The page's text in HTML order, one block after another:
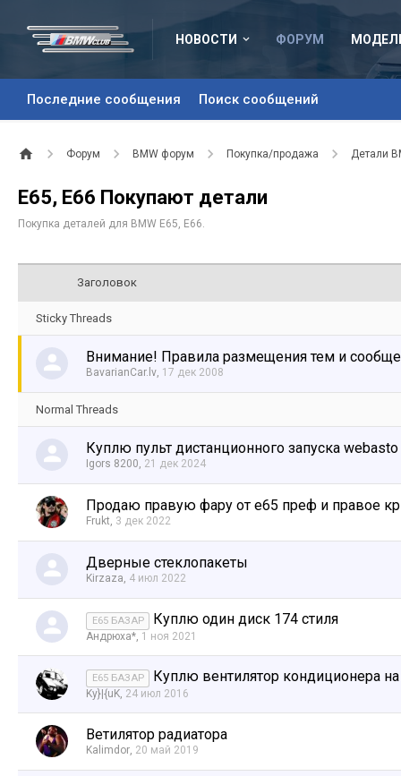
НОВОСТИ ФОРУМ
Последние сообщения Поиск сообщений
Форум BMW форум Покупка/продажа Детали
Е65, E66 Покупают детали
Покупка деталей для BMW Е65, E66.
Заголовок
Sticky Threads
Внимание! Правила размещения тем и
BavarianCar.lv, 17 дек 2008
Normal Threads
Куплю пульт дистанционного запуска webasto
Igors 8200, 21 дек 2024
Продаю правую фару от е65 преф и правое
Frukt, 3 дек 2022
Дверные стеклопакеты
Kirzaza, 4 июл 2022
E65 БАЗАР Куплю один диск 174 стиля
Андрюха*, 1 ноя 2021
E65 БАЗАР Куплю вентилятор кондиционера
Ky}|{uK, 24 июл 2016
Ветилятор радиатора
Kalimdor, 20 май 2019